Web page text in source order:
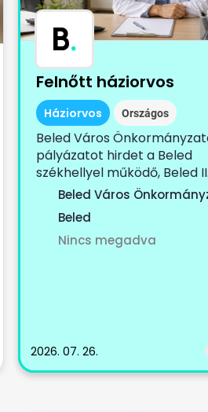
B.
Felnőtt háziorvos
Háziorvos Országos
Beled Város
pályázatot hirdet a Beled
székhellyel működő, Beled
körzetet, Cirák...
Beled Város
Beled
Nincs megadva
2026. 07. 26.